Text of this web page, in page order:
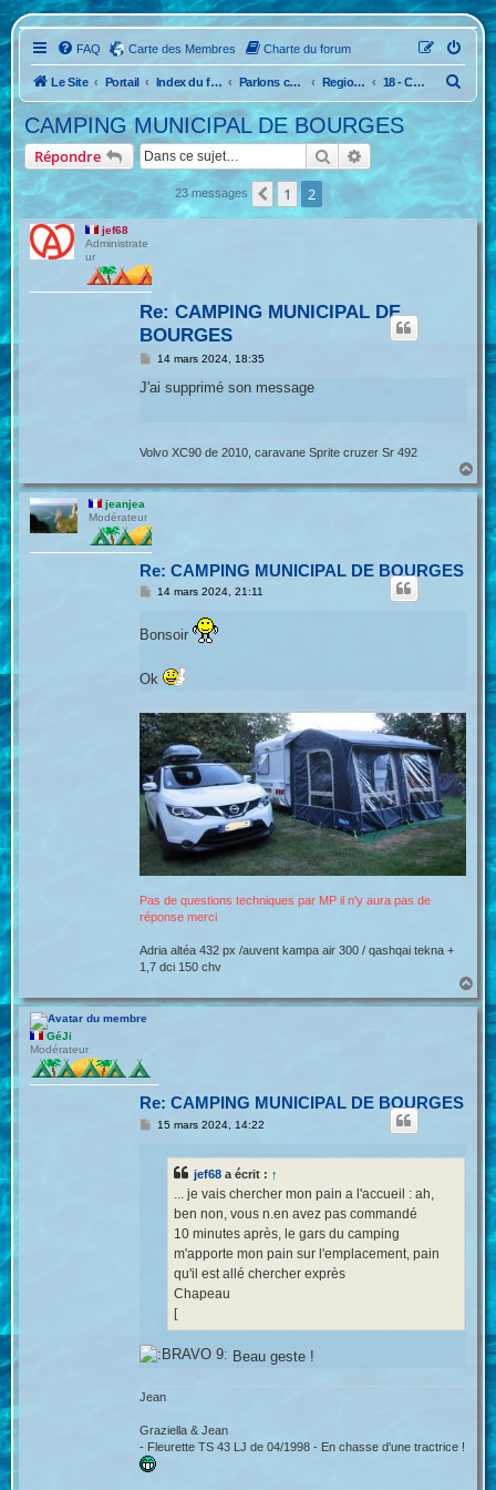
FAQ Carte des Membres Charte du forum
Le Site Portail Index du forum Parlons camping...La France Region Nord Ouest 18 - Cher
c
CAMPING MUNICIPAL DE BOURGES
Répondre RechercherRecherche avancée
23 messages Précédente
1 2
jef68
Administrate
ur
Re: CAMPING MUNICIPAL DE
BOURGES
M
s
14 mars 2024, 18:35
J'ai supprimé son message
Volvo XC90 de 2010, caravane Sprite cruzer Sr 492
a
u
jeanjea
Modérateur
Re: CAMPING MUNICIPAL DE BOURGES
M
s
a
e
14 mars 2024, 21:11
Bonsoir
Ok
Pas de questions techniques par MP il n'y aura pas de
réponse merci
Adria altéa 432 px /auvent kampa air 300 / qashqai tekna +
1,7 dci 150 chv
a
u
GéJi
Modérateur
Re: CAMPING MUNICIPAL DE BOURGES
M15 mars 2024, 14:22
jef68a écrit : ↑
... je vais chercher mon pain a l'accueil : ah,
ben non, vous n.en avez pas commandé
10 minutes après, le gars du camping
m'apporte mon pain sur l'emplacement, pain
qu'il est allé chercher exprès
Chapeau
[
Beau geste !
Jean
Graziella & Jean
- Fleurette TS 43 LJ de 04/1998 - En chasse d'une tractrice !